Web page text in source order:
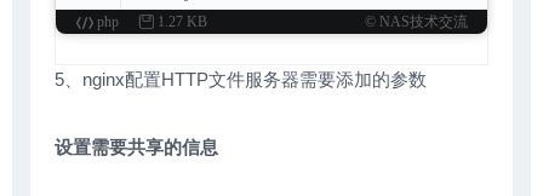
# pass the PHP scripts to FastCGI server
    #location ~ \.php$
{
    #    root           html;
#    fastcgi_param  SCRIPT_FILENAME  /
php 1.27 KB © NAS技术交流
5、nginx配置HTTP文件服务器需要添加的参数
设置需要共享的信息